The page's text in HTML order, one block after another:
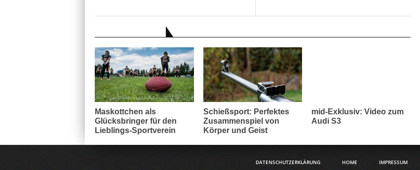
Maskottchen als
Glücksbringer für den
Lieblings-Sportverein
Schießsport: Perfektes
Zusammenspiel von
Körper und Geist
mid-Exklusiv: Video zum
Audi S3
DATENSCHUTZERKLÄRUNG HOME IMPRESSUM